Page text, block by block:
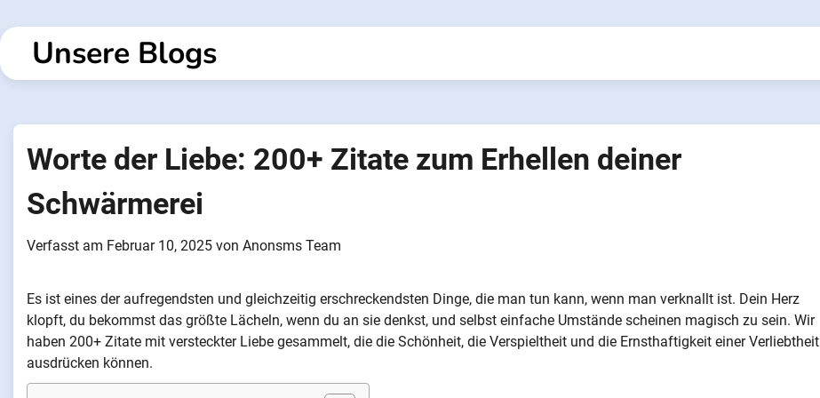
Inhalt
springenUnsere Blogs
Worte der Liebe: 200+ Zitate zum Erhellen deiner
Schwärmerei
Verfasst am Februar 10, 2025 von Anonsms Team
Es ist eines der aufregendsten und gleichzeitig erschreckendsten Dinge, die man tun kann, wenn man verknallt ist. Dein Herz
klopft, du bekommst das größte Lächeln, wenn du an sie denkst, und selbst einfache Umstände scheinen magisch zu sein. Wir
haben 200+ Zitate mit versteckter Liebe gesammelt, die die Schönheit, die Verspieltheit und die Ernsthaftigkeit einer Verliebtheit
ausdrücken können.